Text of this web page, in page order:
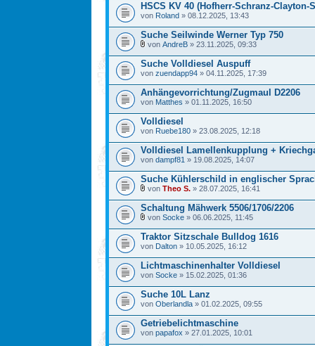
HSCS KV 40 (Hofherr-Schranz-Clayton-
von Roland » 08.12.2025, 13:43
Suche Seilwinde Werner Typ 750
von AndreB » 23.11.2025, 09:33
Suche Volldiesel Auspuff
von zuendapp94 » 04.11.2025, 17:39
Anhängevorrichtung/Zugmaul D2206
von Matthes » 01.11.2025, 16:50
Volldiesel
von Ruebe180 » 23.08.2025, 12:18
Volldiesel Lamellenkupplung +
von dampf81 » 19.08.2025, 14:07
Suche Kühlerschild in englischer
von Theo S. » 28.07.2025, 16:41
Schaltung Mähwerk 5506/1706/2206
von Socke » 06.06.2025, 11:45
Traktor Sitzschale Bulldog 1616
von Dalton » 10.05.2025, 16:12
Lichtmaschinenhalter Volldiesel
von Socke » 15.02.2025, 01:36
Suche 10L Lanz
von Oberlandla » 01.02.2025, 09:55
Getriebelichtmaschine
von papafox » 27.01.2025, 10:01